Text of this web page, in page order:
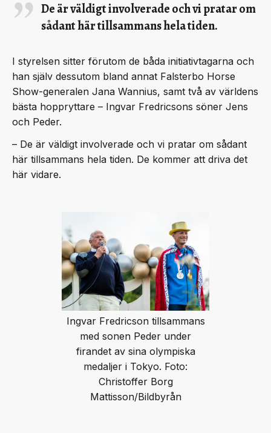
De är väldigt involverade och vi pratar om
sådant här tillsammans hela tiden.
I styrelsen sitter förutom de båda initiativtagarna och
han själv dessutom bland annat Falsterbo Horse
Show-generalen Jana Wannius, samt två av världens
bästa hoppryttare – Ingvar Fredricsons söner Jens
och Peder.
– De är väldigt involverade och vi pratar om sådant
här tillsammans hela tiden. De kommer att driva det
här vidare.
Ingvar Fredricson tillsammans
med sonen Peder under
firandet av sina olympiska
medaljer i Tokyo. Foto:
Christoffer Borg
Mattisson/Bildbyrån